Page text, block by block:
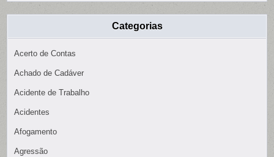
Categorias
Acerto de Contas
Achado de Cadáver
Acidente de Trabalho
Acidentes
Afogamento
Agressão